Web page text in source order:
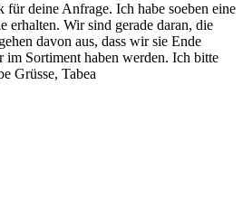
deine Anfrage. Ich habe soeben eine
erhalten. Wir sind gerade daran, die
davon aus, dass wir sie Ende
im Sortiment haben werden. Ich bitte
Grüsse, Tabea